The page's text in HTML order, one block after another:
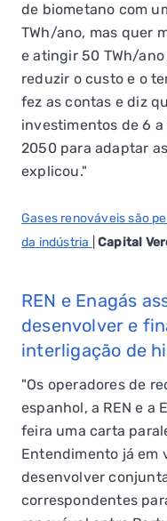
de biometano com
TWh/ano, mas quer
e atingir 50 TWh/
reduzir o custo e o
fez as contas e diz
investimentos de 6
2050 para adaptar
explicou."
Gases renováveis são
da indústria
|Capital
REN e Enagás
desenvolver e
interligação de
"Os operadores de
espanhol, a REN e a
feira uma carta
Entendimento já em
desenvolver
correspondentes